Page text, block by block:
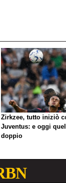
Zirkzee, tutto iniziò
Juventus: e oggi
doppio